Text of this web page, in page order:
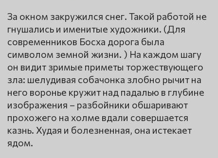
За окном закружился снег. Такой работой не
гнушались и именитые художники. (Для
современников Босха дорога была
символом земной жизни. ) На каждом шагу
он видит зримые приметы торжествующего
зла: шелудивая собачонка злобно рычит на
него воронье кружит над падалью в глубине
изображения – разбойники обшаривают
прохожего на холме вдали совершается
казнь. Худая и болезненная, она истекает
ядом.